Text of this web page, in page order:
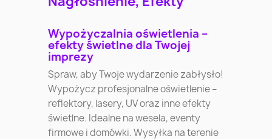
Wypożyczalnia oświetlenia –
efekty świetlne dla Twojej
imprezy
Spraw, aby Twoje wydarzenie zabłysło!
Wypożycz profesjonalne oświetlenie –
reflektory, lasery, UV oraz inne efekty
świetlne. Idealne na wesela, eventy
firmowe i domówki. Wysyłka na terenie